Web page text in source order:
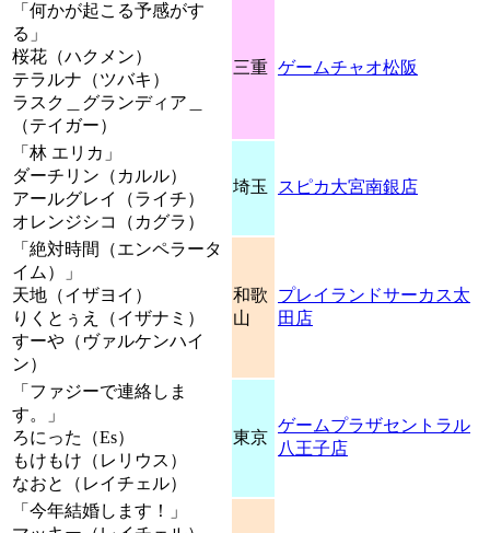
「何かが起こる予感がす
る」
桜花（ハクメン）
テラルナ（ツバキ）
ラスク＿グランディア＿
（テイガー）
三重 ゲームチャオ松阪
「林 エリカ」
ダーチリン（カルル）
アールグレイ（ライチ）
オレンジシコ（カグラ）
埼玉 スピカ大宮南銀店
「絶対時間（エンペラータ
イム）」
天地（イザヨイ）
りくとぅえ（イザナミ）
すーや（ヴァルケンハイ
ン）
和歌
山
プレイランドサーカス太
田店
「ファジーで連絡しま
す。」
ろにった（Es）
もけもけ（レリウス）
なおと（レイチェル）
東京
ゲームプラザセントラル
八王子店
「今年結婚します！」